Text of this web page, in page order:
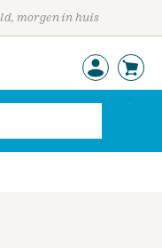
morgen in huis